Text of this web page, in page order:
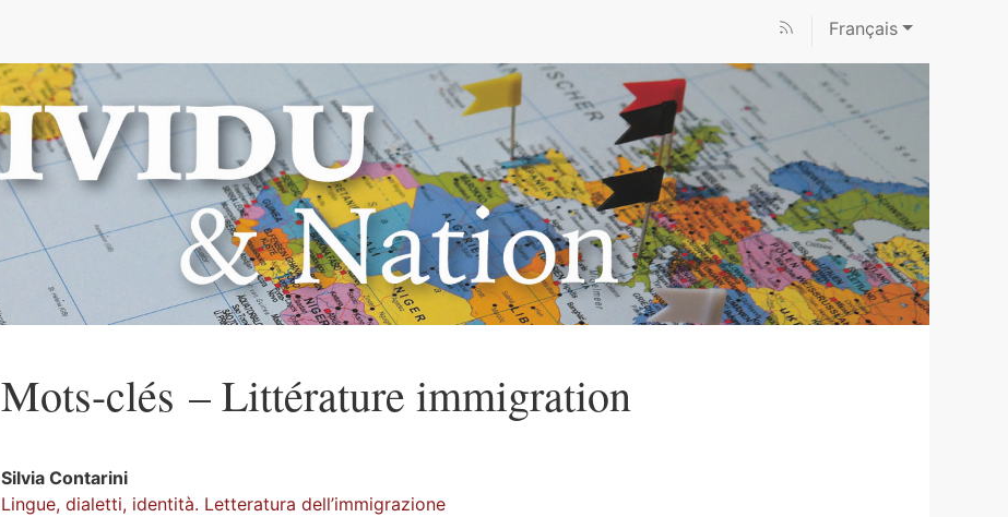
Français
Mots-clés – Littérature immigration
Silvia Contarini
Lingue, dialetti, identità. Letteratura dell’immigrazione